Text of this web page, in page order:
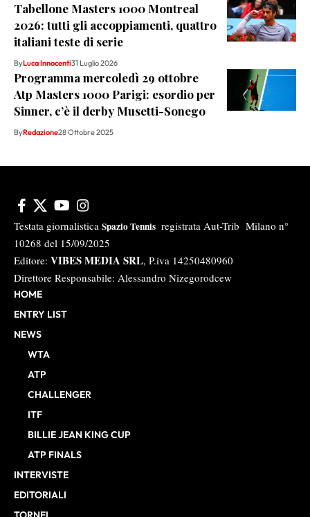
Tabellone Masters 1000 Montreal
2026: tutti gli accoppiamenti, quattro
italiani teste di serie
ByLuca Innocenti31 Luglio 2026
Programma mercoledì 29 ottobre
Atp Masters 1000 Parigi: esordio per
Sinner, c’è il derby Musetti-Sonego
ByRedazione28 Ottobre 2025
Testata giornalistica Spazio Tennis registrata Aut-Trib Milano n°
10268 del 15/09/2025
Editore: VIBES MEDIA SRL, P.iva 14250480960
Direttore Responsabile: Alessandro Nizegorodcew
HOME
ENTRY LIST
NEWS
WTA
ATP
CHALLENGER
ITF
BILLIE JEAN KING CUP
ATP FINALS
INTERVISTE
EDITORIALI